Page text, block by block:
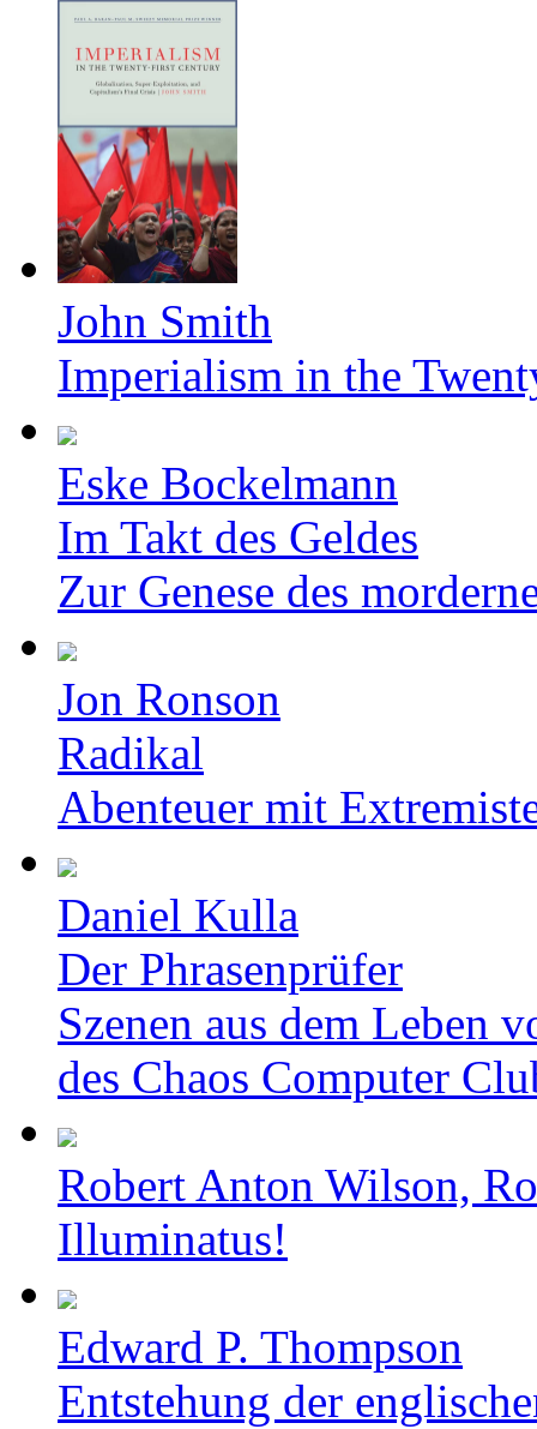
John Smith
Imperialism in the
Eske Bockelmann
Im Takt des Geldes
Zur Genese des
Jon Ronson
Radikal
Abenteuer mit
Daniel Kulla
Der Phrasenprüfer
Szenen aus dem Leben
des Chaos Computer
Robert Anton Wilson,
Illuminatus!
Edward P. Thompson
Entstehung der